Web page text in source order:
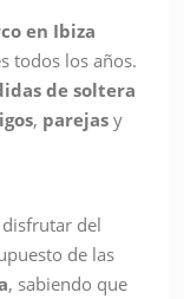
en Ibiza
todos los años.
de soltera
, parejas y
del
de las
, sabiendo que